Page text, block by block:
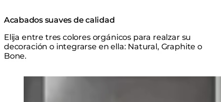
Acabados suaves de calidad
Elija entre tres colores orgánicos para realzar su
decoración o integrarse en ella: Natural, Graphite o
Bone.